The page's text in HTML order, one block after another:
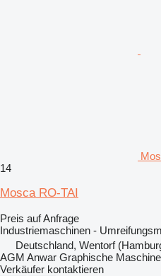
14
Mosca RO-TAI
Preis auf Anfrage
Industriemaschinen -
Deutschland, Wentorf
AGM Anwar Graphische
Verkäufer kontaktieren